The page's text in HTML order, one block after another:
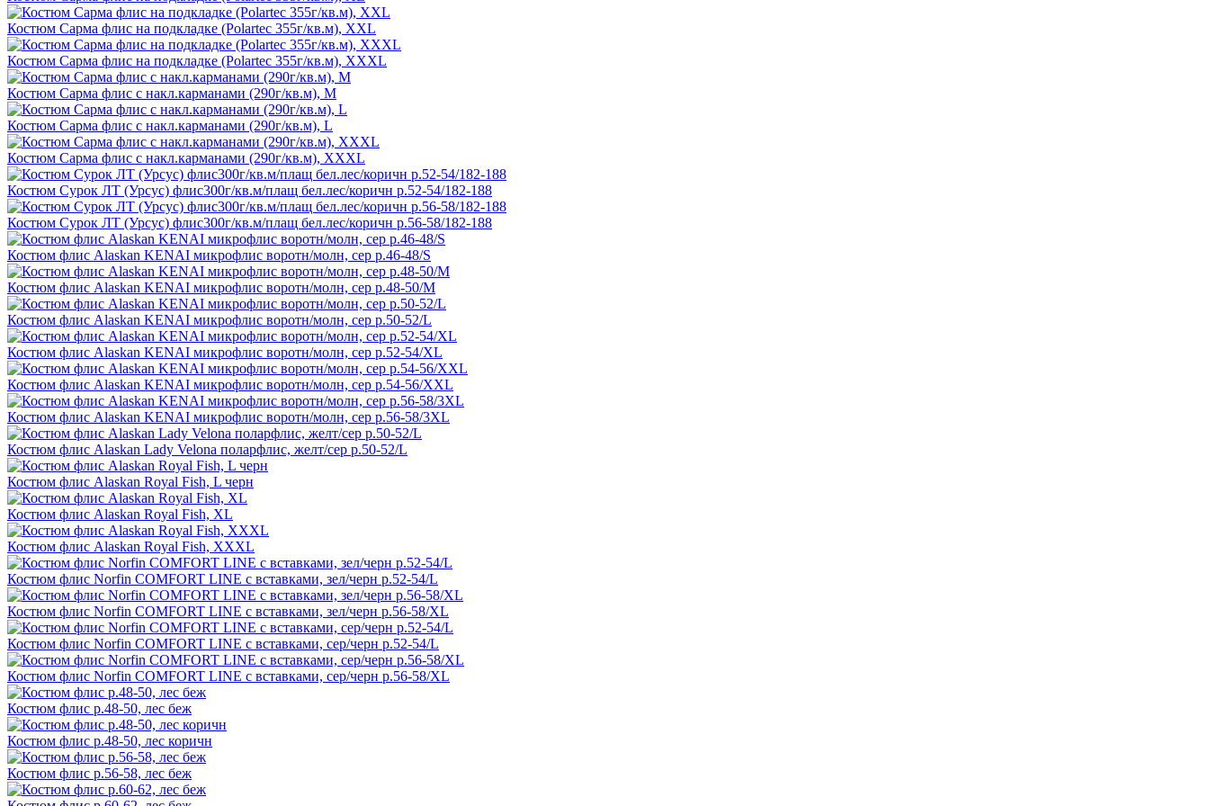
Костюм Сарма флис на подкладке (Polartec 355г/кв.м), XXL
Костюм Сарма флис на подкладке (Polartec 355г/кв.м), XXXL
Костюм Сарма флис с накл.карманами (290г/кв.м), M
Костюм Сарма флис с накл.карманами (290г/кв.м), L
Костюм Сарма флис с накл.карманами (290г/кв.м), XXXL
Костюм Сурок ЛТ (Урсус) флис300г/кв.м/плащ бел.лес/коричн р.52-54/182-188
Костюм Сурок ЛТ (Урсус) флис300г/кв.м/плащ бел.лес/коричн р.56-58/182-188
Костюм флис Alaskan KENAI микрофлис воротн/молн, сер р.46-48/S
Костюм флис Alaskan KENAI микрофлис воротн/молн, сер р.48-50/M
Костюм флис Alaskan KENAI микрофлис воротн/молн, сер р.50-52/L
Костюм флис Alaskan KENAI микрофлис воротн/молн, сер р.52-54/XL
Костюм флис Alaskan KENAI микрофлис воротн/молн, сер р.54-56/XXL
Костюм флис Alaskan KENAI микрофлис воротн/молн, сер р.56-58/3XL
Костюм флис Alaskan Lady Velona поларфлис, желт/сер р.50-52/L
Костюм флис Alaskan Royal Fish, L черн
Костюм флис Alaskan Royal Fish, XL
Костюм флис Alaskan Royal Fish, XXXL
Костюм флис Norfin COMFORT LINE с вставками, зел/черн р.52-54/L
Костюм флис Norfin COMFORT LINE с вставками, зел/черн р.56-58/XL
Костюм флис Norfin COMFORT LINE с вставками, сер/черн р.52-54/L
Костюм флис Norfin COMFORT LINE с вставками, сер/черн р.56-58/XL
Костюм флис р.48-50, лес беж
Костюм флис р.48-50, лес коричн
Костюм флис р.56-58, лес беж